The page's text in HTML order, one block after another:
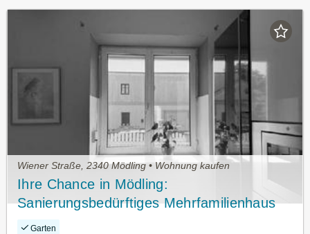
Wiener Straße, 2340 Mödling • Wohnung kaufen
Ihre Chance in Mödling:
Sanierungsbedürftiges Mehrfamilienhaus
mit vielfältigen Nutzungsmöglichkeiten
Garten